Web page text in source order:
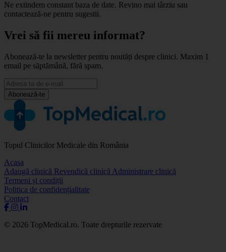
Ne extindem constant baza de date. Revino mai târziu sau
contactează-ne pentru sugestii.
Vrei să fii mereu informat?
Abonează-te la newsletter pentru noutăți despre clinici. Maxim 1
email pe săptămână, fără spam.
Abonează-te
Topul Clinicilor Medicale din România
Acasa
Adaugă clinică Revendică clinică Administrare clinică
Termeni și condiții
Politica de confidențialitate
Contact
© 2026 TopMedical.ro. Toate drepturile rezervate